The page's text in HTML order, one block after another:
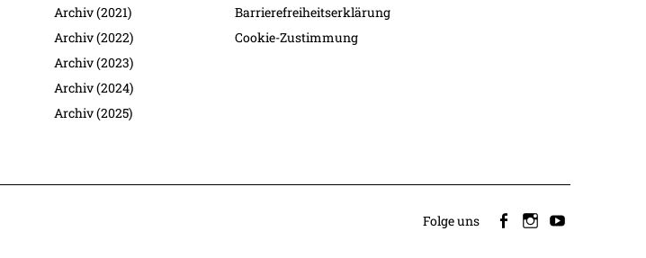
Archiv (2021)
Archiv (2022)
Archiv (2023)
Archiv (2024)
Archiv (2025)
Barrierefreiheitserklärung
Cookie-Zustimmung
Folge uns